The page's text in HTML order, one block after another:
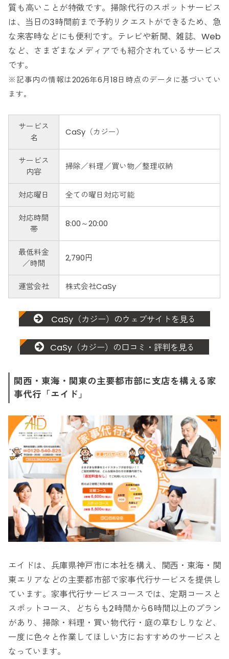
質も高いことが特徴です。掃除代行のスポットサービス
は、当日の3時間前まで予約リクエストができるため、急
な来客時などにも便利です。テレビや新聞、雑誌、Web
など、さまざまなメディアでも紹介されているサービス
です。
※記事内の情報は2026年6月18日時点のデータに基づいてい
ます。
サービス
名
CaSy（カジー）
サービス
内容
掃除／料理／買い物／整理収納
対応曜日 全ての曜日対応可能
対応時間
帯
8:00～20:00
最低料金
／時間
2,790円
運営会社 株式会社CaSy
CaSy（カジー）のウェブサイトを見る
CaSy（カジー）の口コミ・評判を見る
関西・東海・関東の主要都市部に支店を構える家
事代行「エイド」
エイドは、兵庫県神戸市に本社を構え、関西・東海・関
東エリアなどの主要都市部で家事代行サービスを提供し
ています。家事代行サービスコースでは、定期コースと
スポットコース、どちらも2時間から6時間以上のプラン
があり、掃除・料理・買い物代行・庭の草むしりなど、
一度に色々と作業してほしい方におすすめのサービスと
なっています。